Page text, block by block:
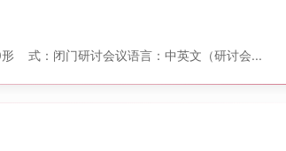
式：闭门研讨 会议语言：中英文（研讨会...